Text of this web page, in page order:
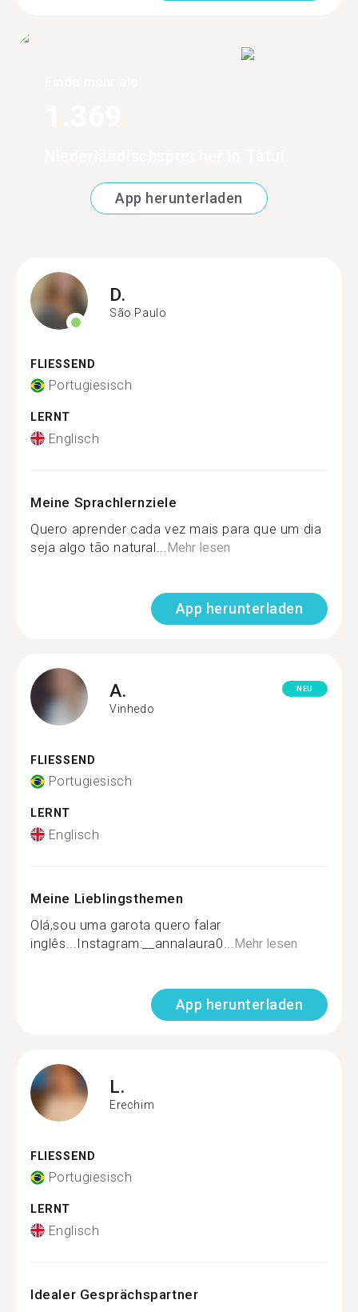
App herunterladen
D.
São Paulo
FLIESSEND
Portugiesisch
LERNT
Englisch
Meine Sprachlernziele
Quero aprender cada vez mais para que um dia
seja algo tão natural... Mehr lesen
App herunterladen
A.
Vinhedo
NEU
FLIESSEND
Portugiesisch
LERNT
Englisch
Meine Lieblingsthemen
Olá,sou uma garota quero falar
inglês...Instagram:__annalaura0... Mehr lesen
App herunterladen
L.
Erechim
FLIESSEND
Portugiesisch
LERNT
Englisch
Idealer Gesprächspartner